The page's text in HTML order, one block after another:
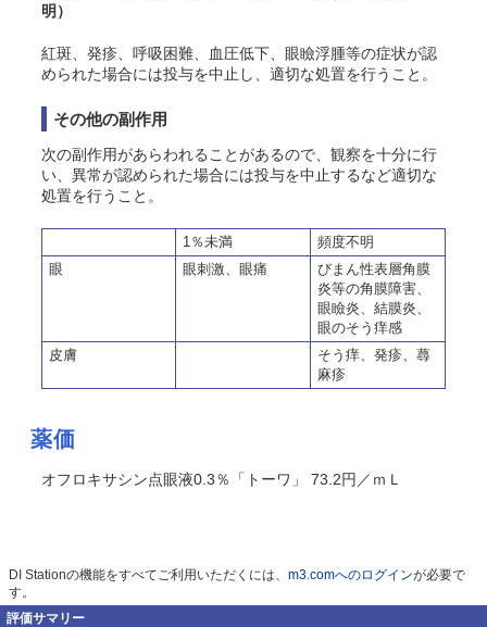
明）
紅斑、発疹、呼吸困難、血圧低下、眼瞼浮腫等の症状が認
められた場合には投与を中止し、適切な処置を行うこと。
その他の副作用
次の副作用があらわれることがあるので、観察を十分に行
い、異常が認められた場合には投与を中止するなど適切な
処置を行うこと。
1％未満
頻度不明
眼
眼刺激、眼痛
びまん性表層角膜
炎等の角膜障害、
眼瞼炎、結膜炎、
眼のそう痒感
皮膚
そう痒、発疹、蕁
麻疹
薬価
オフロキサシン点眼液0.3％「トーワ」 73.2円／ｍＬ
DI Stationの機能をすべてご利用いただくには、 m3.comへのログインが必要で
す。
評価サマリー